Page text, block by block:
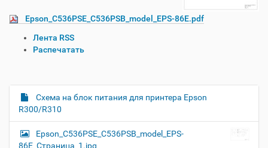
Epson_C536PSE_C536PSB_model_EPS-86E.pdf
а
и
Лента RSS
Распечатать
Н
а
в
и
Схема на блок питания для принтера Epson
R300/R310
Epson_C536PSE_C536PSB_model_EPS-
86E_Страница_1.jpg